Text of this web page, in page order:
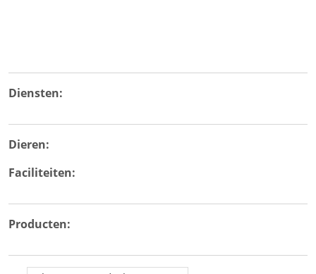
Diensten:
Dieren:
Faciliteiten:
Producten: